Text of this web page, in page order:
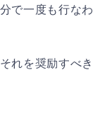
で一度も行なわ
れを奨励すべき